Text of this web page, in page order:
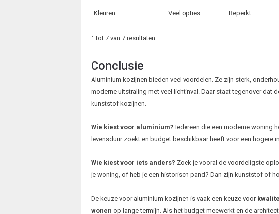
Kleuren Veel opties Beperkt
1 tot 7 van 7 resultaten
Conclusie
Aluminium kozijnen bieden veel voordelen. Ze zijn sterk,
moderne uitstraling met veel lichtinval. Daar staat tegenover dat
kunststof kozijnen.
Wie kiest voor aluminium? Iedereen die een moderne woning
levensduur zoekt en budget beschikbaar heeft voor een hogere
Wie kiest voor iets anders? Zoek je vooral de voordeligste
je woning, of heb je een historisch pand? Dan zijn kunststof of
De keuze voor aluminium kozijnen is vaak een keuze voor
wonen op lange termijn. Als het budget meewerkt en de